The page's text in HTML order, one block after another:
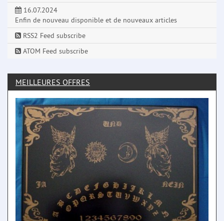
16.07.2024
Enfin de nouveau disponible et de nouveaux articles
RSS2 Feed subscribe
ATOM Feed subscribe
MEILLEURES OFFRES